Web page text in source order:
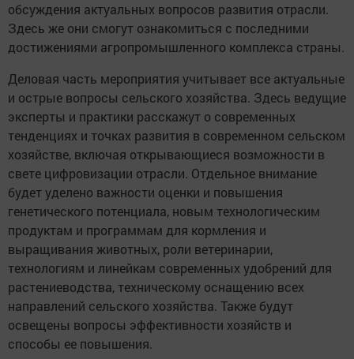
обсуждения актуальных вопросов развития отрасли.
Здесь же они смогут ознакомиться с последними
достижениями агропромышленного комплекса страны.
Деловая часть мероприятия учитывает все актуальные
и острые вопросы сельского хозяйства. Здесь ведущие
эксперты и практики расскажут о современных
тенденциях и точках развития в современном сельском
хозяйстве, включая открывающиеся возможности в
свете цифровизации отрасли. Отдельное внимание
будет уделено важности оценки и повышения
генетического потенциала, новым технологическим
продуктам и программам для кормления и
выращивания животных, роли ветеринарии,
технологиям и линейкам современных удобрений для
растениеводства, техническому оснащению всех
направлений сельского хозяйства. Также будут
освещены вопросы эффективности хозяйств и
способы ее повышения.